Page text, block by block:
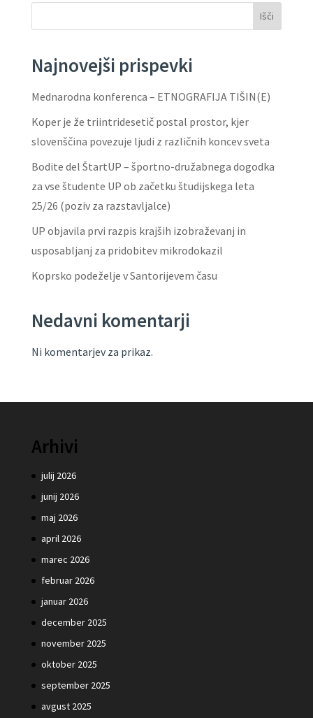
Išči
Najnovejši prispevki
Mednarodna konferenca – ETNOGRAFIJA TIŠIN(E)
Koper je že triintridesetič postal prostor, kjer
slovenščina povezuje ljudi z različnih koncev sveta
Bodite del ŠtartUP – športno-družabnega dogodka
za vse študente UP ob začetku študijskega leta
25/26 (poziv za razstavljalce)
UP objavila prvi razpis krajših izobraževanj in
usposabljanj za pridobitev mikrodokazil
Koprsko podeželje v Santorijevem času
Nedavni komentarji
Ni komentarjev za prikaz.
Arhivi
julij 2026
junij 2026
maj 2026
april 2026
marec 2026
februar 2026
januar 2026
december 2025
november 2025
oktober 2025
september 2025
avgust 2025